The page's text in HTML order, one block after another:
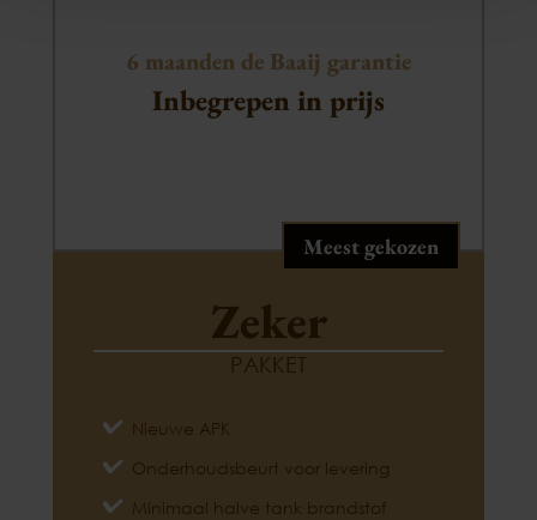
6 maanden de Baaij garantie
Inbegrepen in prijs
Meest gekozen
Zeker
PAKKET
Nieuwe APK
Onderhoudsbeurt voor levering
Minimaal halve tank brandstof